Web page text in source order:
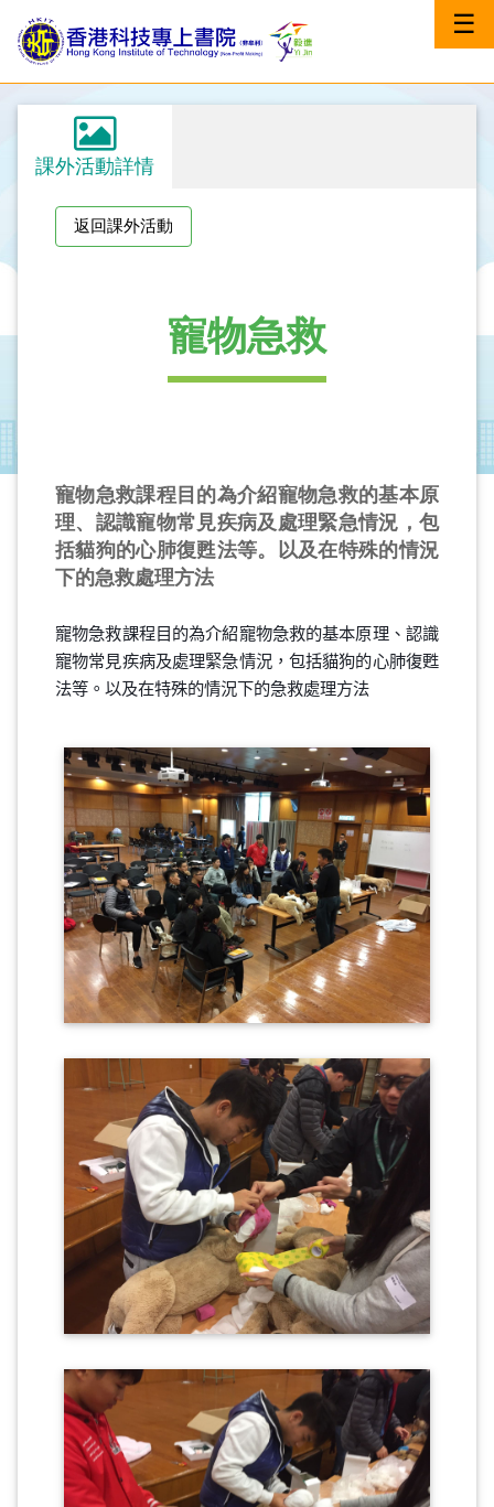
☰
課外活動詳情
返回課外活動
寵物急救
寵物急救課程目的為介紹寵物急救的基本原
理、認識寵物常見疾病及處理緊急情況，包
括貓狗的心肺復甦法等。以及在特殊的情況
下的急救處理方法
寵物急救課程目的為介紹寵物急救的基本原理、認識
寵物常見疾病及處理緊急情況，包括貓狗的心肺復甦
法等。以及在特殊的情況下的急救處理方法